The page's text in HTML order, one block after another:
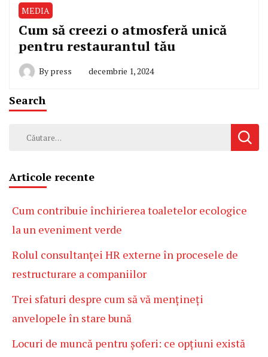
MEDIA
Cum să creezi o atmosferă unică
pentru restaurantul tău
By press decembrie 1, 2024
Search
Caută
Articole recente
Cum contribuie închirierea toaletelor ecologice
la un eveniment verde
Rolul consultanței HR externe în procesele de
restructurare a companiilor
Trei sfaturi despre cum să vă mențineți
anvelopele în stare bună
Locuri de muncă pentru șoferi: ce opțiuni există